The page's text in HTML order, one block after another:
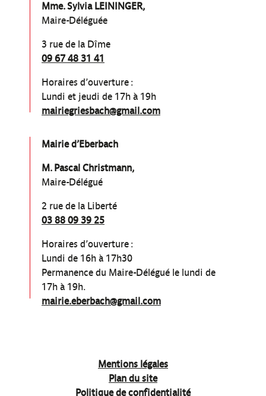
Mme. Sylvia LEININGER,
Maire-Déléguée
3 rue de la Dîme
09 67 48 31 41
Horaires d’ouverture :
Lundi et jeudi de 17h à 19h
mairiegriesbach@gmail.com
Mairie d’Eberbach
M. Pascal Christmann,
Maire-Délégué
2 rue de la Liberté
03 88 09 39 25
Horaires d’ouverture :
Lundi de 16h à 17h30
Permanence du Maire-Délégué le lundi de
17h à 19h.
mairie.eberbach@gmail.com
Mentions légales
Plan du site
Politique de confidentialité